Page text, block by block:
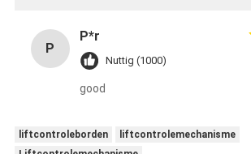
P
P*r
Nuttig (1000)
good
liftcontroleborden
liftcontrolemechanisme